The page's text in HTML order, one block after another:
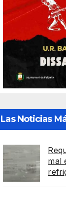
Las Noticias
mal